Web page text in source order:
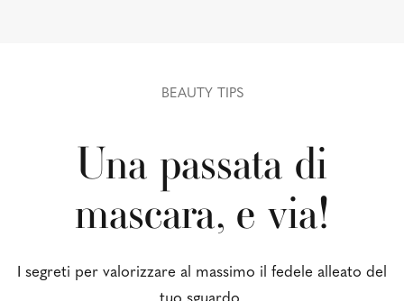
BEAUTY TIPS
Una passata di
mascara, e via!
I segreti per valorizzare al massimo il fedele alleato del